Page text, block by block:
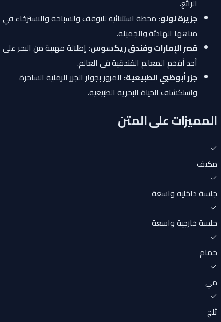
الرائع.
جزيرة لولو:محطة استثنائية للتوقف والسباحة والاسترخاء في
مياهها الهادئة والجميلة.
قصر الإمارات وفندق ريكسوس:إطلالة مهيبة من البحر على
أحد أفخم المعالم الفندقية في العالم.
جزر أبوظبي الطبيعية:المرور بجوار الجزر الرملية الساحرة
واستكشاف الحياة البحرية الطبيعية.
المميزات على المتن
مكيف
جلسة داخليه واسعة
جلسة خارجية واسعة
حمام
مي
ثلج